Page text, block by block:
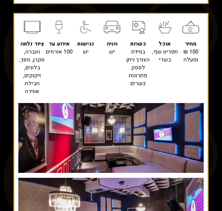
מחיר אוכל כשרות חניה נגישות אירוע עד
ציוד נלווה
100 ₪
ומעלה
תפריט שף,
בשרי
במידת
הצורך ניתן
לספק
פתרונות
כשרים
יש יש 100 אורחים
הגברה,
מקרן, מסך,
בלונים,
זיקוקים,
חבילת
אווירה